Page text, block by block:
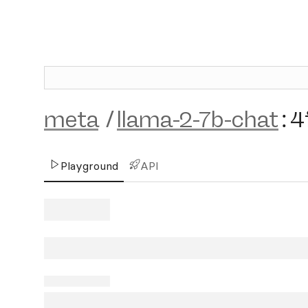
meta /llama-2-7b-chat:
Playground API